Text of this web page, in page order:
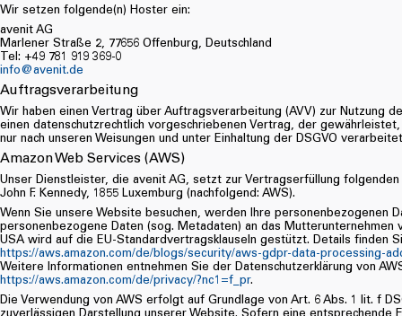
Wir setzen folgende(n) Hoster ein:
avenit AG
Marlener Straße 2, 77656 Offenburg, Deutschland
Tel: +49 781 919 369-0
info@avenit.de
Auftragsverarbeitung
Wir haben einen Vertrag über Auftragsverarbeitung (AVV) zur Nutzung
einen datenschutzrechtlich vorgeschriebenen Vertrag, der
nur nach unseren Weisungen und unter Einhaltung der DSGVO
Amazon Web Services (AWS)
Unser Dienstleister, die avenit AG, setzt zur Vertragserfüllung
John F. Kennedy, 1855 Luxemburg (nachfolgend: AWS).
Wenn Sie unsere Website besuchen, werden Ihre personenbezogenen
personenbezogene Daten (sog. Metadaten) an das
USA wird auf die EU-Standardvertragsklauseln gestützt. Details finden
https://aws.amazon.com/de/blogs/security/aws-gdpr-data-processing-
Weitere Informationen entnehmen Sie der Datenschutzerklärung von
https://aws.amazon.com/de/privacy/?nc1=f_pr.
Die Verwendung von AWS erfolgt auf Grundlage von Art. 6 Abs. 1 lit. f
zuverlässigen Darstellung unserer Website. Sofern eine